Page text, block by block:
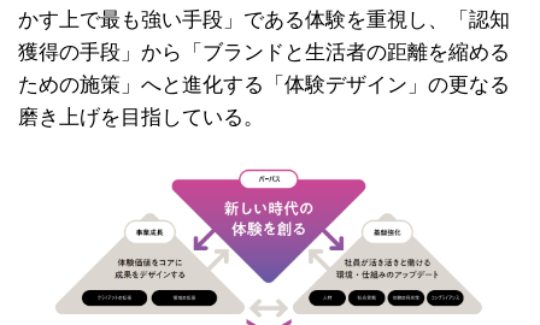
かす上で最も強い手段」である体験を重視し、「認知
獲得の手段」から「ブランドと生活者の距離を縮める
ための施策」へと進化する「体験デザイン」の更なる
磨き上げを目指している。